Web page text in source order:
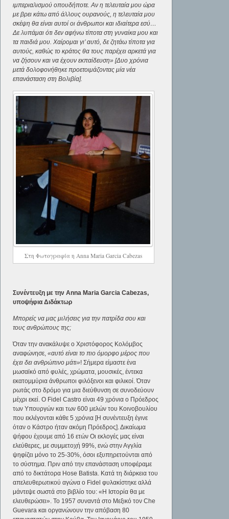
ιμπεριαλισμού οπουδήποτε. Αν η τελευταία μου ώρα
με βρει κάτω από άλλους ουρανούς, η τελευταία μου
σκέψη θα είναι αυτοί οι άνθρωποι και ιδιαίτερα εσύ…
Δε λυπάμαι ότι δεν αφήνω τίποτα στη γυναίκα μου και
τα παιδιά μου. Χαίρομαι γι’ αυτό, δε ζητάω τίποτα για
αυτούς, καθώς το κράτος θα τους παρέχει αρκετά για
να ζήσουν και να έχουν εκπαίδευση» [Δυο χρόνια
μετά δολοφονήθηκε προετοιμάζοντας μία νέα
επανάσταση στη Βολιβία].
Στη Φωτογραφία η Anna Maria Garcia Cabezas
Συνέντευξη με την Anna Maria Garcia Cabezas,
υποψήφια Διδάκτωρ
Μπορείς να μας μιλήσεις για την πατρίδα σου και
τους ανθρώπους της;
Όταν την ανακάλυψε ο Χριστόφορος Κολόμβος
αναφώνησε,«αυτό είναι το πιο όμορφο μέρος που
έχει δει ανθρώπινο μάτι»! Σήμερα είμαστε ένα
μωσαϊκό από φυλές, χρώματα, μουσικές, έντεκα
εκατομμύρια άνθρωποι φιλόξενοι και φιλικοί. Όταν
ρωτάς στο δρόμο για μια διεύθυνση σε συνοδεύουν
μέχρι εκεί. Ο Fidel Castro είναι 49 χρόνια ο Πρόεδρος
των Υπουργών και των 600 μελών του Κοινοβουλίου
που εκλέγονται κάθε 5 χρόνια [Η συνέντευξη έγινε
όταν ο Κάστρο ήταν ακόμη Πρόεδρος]. Δικαίωμα
ψήφου έχουμε από 16 ετών Οι εκλογές μας είναι
ελεύθερες, με συμμετοχή 99%, ενώ στην Αγγλία
ψηφίζει μόνο το 25-30%, όσοι εξυπηρετούνται από
το σύστημα. Πριν από την επανάσταση υποφέραμε
από το δικτάτορα Hose Batista. Κατά τη διάρκεια του
απελευθερωτικού αγώνα ο Fidel φυλακίστηκε αλλά
μάντεψε σωστά στο βιβλίο του: «Η Ιστορία θα με
ελευθερώσει». Το 1957 συναντά στο Μεξικό τον Che
Guevara και οργανώνουν την απόβαση 80